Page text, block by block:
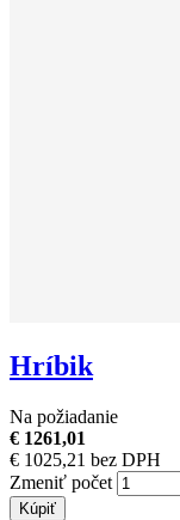
Hríbik
Na požiadanie
€ 1261,01
€ 1025,21 bez DPH
Zmeniť počet
Kúpiť